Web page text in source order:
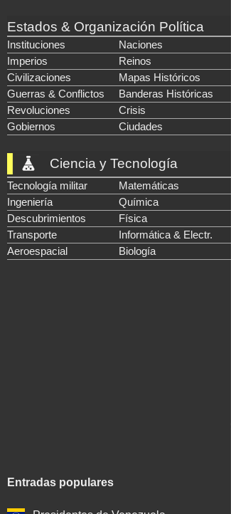
Estados & Organización Política
Instituciones
Naciones
Imperios
Reinos
Civilizaciones
Mapas Históricos
Guerras & Conflictos
Banderas Históricas
Revoluciones
Crisis
Gobiernos
Ciudades
Ciencia y Tecnología
Tecnología militar
Matemáticas
Ingeniería
Química
Descubrimientos
Física
Transporte
Informática & Electr.
Aeroespacial
Biología
Entradas populares